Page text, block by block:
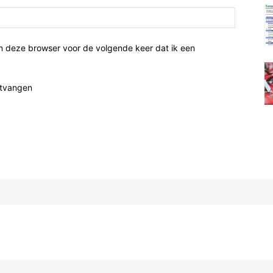
deze browser voor de volgende keer dat ik een